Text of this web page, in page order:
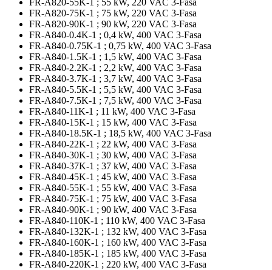
FR-A820-75K-1 ; 75 kW, 220 VAC 3-Fasa
FR-A820-90K-1 ; 90 kW, 220 VAC 3-Fasa
FR-A840-0.4K-1 ; 0,4 kW, 400 VAC 3-Fasa
FR-A840-0.75K-1 ; 0,75 kW, 400 VAC 3-Fasa
FR-A840-1.5K-1 ; 1,5 kW, 400 VAC 3-Fasa
FR-A840-2.2K-1 ; 2,2 kW, 400 VAC 3-Fasa
FR-A840-3.7K-1 ; 3,7 kW, 400 VAC 3-Fasa
FR-A840-5.5K-1 ; 5,5 kW, 400 VAC 3-Fasa
FR-A840-7.5K-1 ; 7,5 kW, 400 VAC 3-Fasa
FR-A840-11K-1 ; 11 kW, 400 VAC 3-Fasa
FR-A840-15K-1 ; 15 kW, 400 VAC 3-Fasa
FR-A840-18.5K-1 ; 18,5 kW, 400 VAC 3-Fasa
FR-A840-22K-1 ; 22 kW, 400 VAC 3-Fasa
FR-A840-30K-1 ; 30 kW, 400 VAC 3-Fasa
FR-A840-37K-1 ; 37 kW, 400 VAC 3-Fasa
FR-A840-45K-1 ; 45 kW, 400 VAC 3-Fasa
FR-A840-55K-1 ; 55 kW, 400 VAC 3-Fasa
FR-A840-75K-1 ; 75 kW, 400 VAC 3-Fasa
FR-A840-90K-1 ; 90 kW, 400 VAC 3-Fasa
FR-A840-110K-1 ; 110 kW, 400 VAC 3-Fasa
FR-A840-132K-1 ; 132 kW, 400 VAC 3-Fasa
FR-A840-160K-1 ; 160 kW, 400 VAC 3-Fasa
FR-A840-185K-1 ; 185 kW, 400 VAC 3-Fasa
FR-A840-220K-1 ; 220 kW, 400 VAC 3-Fasa